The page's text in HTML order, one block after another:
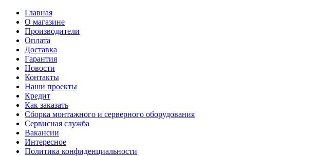
Главная
О магазине
Производители
Оплата
Доставка
Гарантия
Новости
Контакты
Наши проекты
Кредит
Как заказать
Сборка монтажного и серверного оборудования
Сервисная служба
Вакансии
Интересное
Политика конфиденциальности